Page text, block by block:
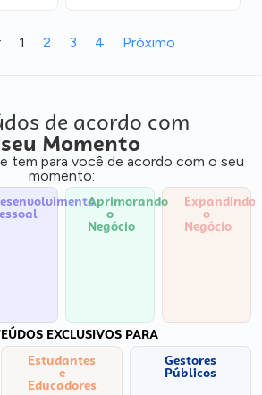
1 2 3 4 Próximo
de acordo com
seu Momento
tem para você de acordo com o seu
momento:
Aprimorando
o
Negócio
Expandindo
o
Negócio
EXCLUSIVOS PARA
Estudantes
e
Educadores
Gestores
Públicos